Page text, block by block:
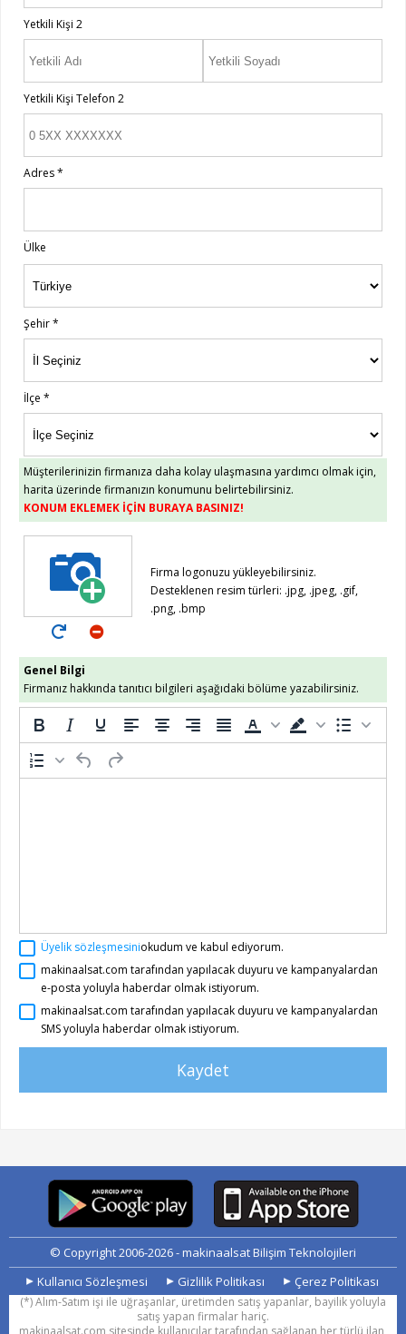
Yetkili Kişi 2
Yetkili Kişi Telefon 2
Adres*
Ülke
Şehir*
İlçe *
Müşterilerinizin firmanıza daha kolay ulaşmasına yardımcı olmak için,
harita üzerinde firmanızın konumunu belirtebilirsiniz.
KONUM EKLEMEK İÇİN BURAYA BASINIZ!
Firma logonuzu yükleyebilirsiniz.
Desteklenen resim türleri: .jpg, .jpeg, .gif,
.png, .bmp
Genel Bilgi
Firmanız hakkında tanıtıcı bilgileri aşağıdaki bölüme yazabilirsiniz.
Üyelik sözleşmesiniokudum ve kabul ediyorum.
makinaalsat.com tarafından yapılacak duyuru ve kampanyalardan
e-posta yoluyla haberdar olmak istiyorum.
makinaalsat.com tarafından yapılacak duyuru ve kampanyalardan
SMS yoluyla haberdar olmak istiyorum.
Kaydet
© Copyright 2006-2026- makinaalsat Bilişim Teknolojileri
Kullanıcı Sözleşmesi
Gizlilik Politikası Çerez Politikası
(*) Alım-Satım işi ile uğraşanlar, üretimden satış yapanlar, bayilik yoluyla
satış yapan firmalar hariç.
makinaalsat.com sitesinde kullanıcılar tarafından sağlanan her türlü ilan,